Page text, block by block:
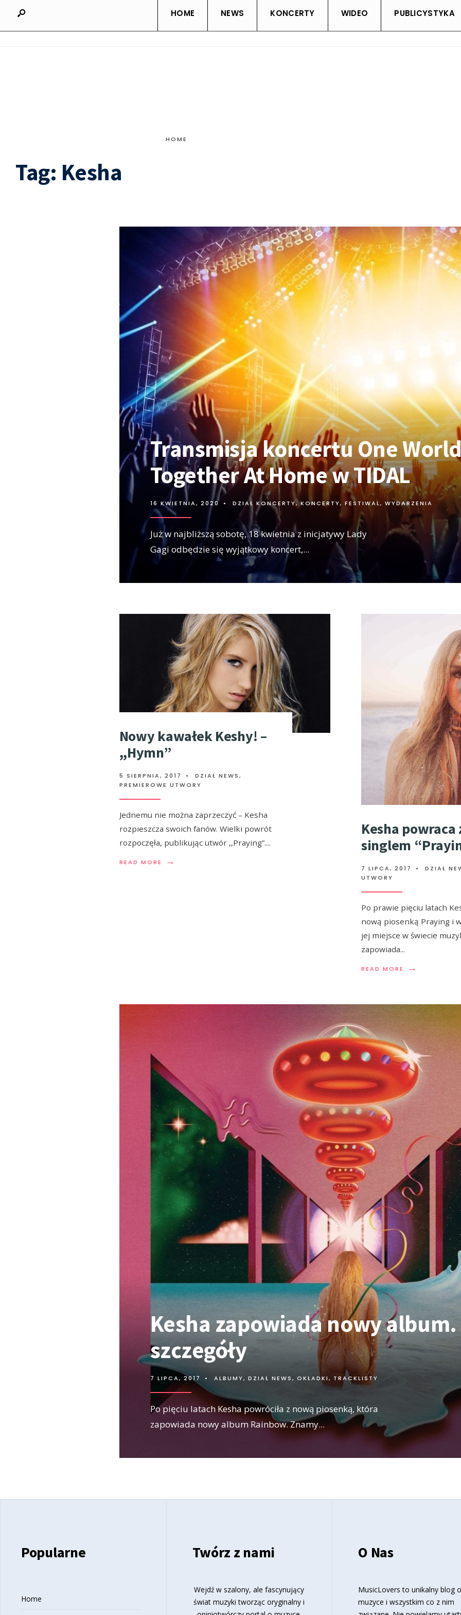
HOME NEWS KONCERTY WIDEO PUBLICYSTYKA
HOME
Tag: Kesha
Transmisja koncertu One
Together At Home w TIDAL
16 KWIETNIA, 2020 • DZIAŁ KONCERTY,KONCERTY, FESTIWAL, WYDARZENIA
Już w najbliższą sobotę, 18 kwietnia z inicjatywy Lady
Gagi odbędzie się wyjątkowy koncert,...
Nowy kawałek Keshy! –
,,Hymn”
5 SIERPNIA, 2017 • DZIAŁ NEWS,
PREMIEROWE UTWORY
Jednemu nie można zaprzeczyć – Kesha
rozpieszcza swoich fanów. Wielki powrót
rozpoczęła, publikując utwór ,,Praying”....
READ MORE →
Kesha
singlem
7 LIPCA, 2017 •
DZIAŁ
UTWORY
Po prawie pięciu latach
nową piosenką Praying i
jej miejsce w świecie
zapowiada...
READ MORE →
Kesha zapowiada nowy
szczegóły
7 LIPCA, 2017 • ALBUMY, DZIAŁ NEWS, OKŁADKI, TRACKLISTY
Po pięciu latach Kesha powróciła z nową piosenką, która
zapowiada nowy album Rainbow. Znamy...
Popularne
Home
Twórz z nami
Wejdź w szalony, ale fascynujący
świat muzyki tworząc oryginalny i
O Nas
MusicLovers to unikalny blog
muzyce i wszystkim co z nim